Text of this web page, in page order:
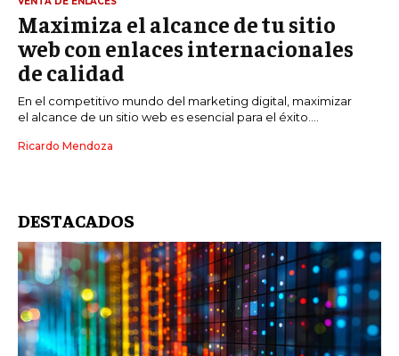
Maximiza el alcance de tu sitio
web con enlaces internacionales
de calidad
En el competitivo mundo del marketing digital, maximizar
el alcance de un sitio web es esencial para el éxito....
Ricardo Mendoza
DESTACADOS